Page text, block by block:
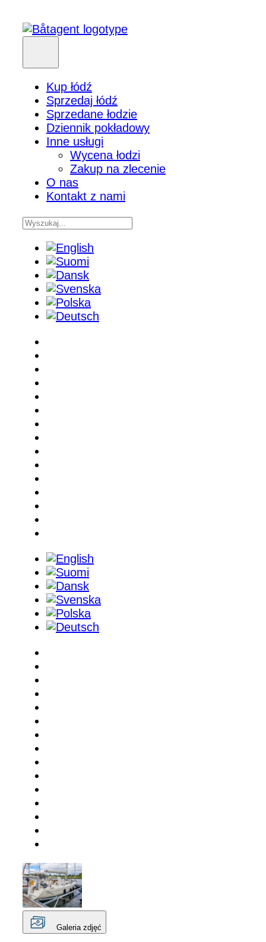
Kup łódź
Sprzedaj łódź
Sprzedane łodzie
Dziennik pokładowy
Inne usługi
Wycena łodzi
Zakup na zlecenie
O nas
Kontakt z nami
Galeria zdjęć